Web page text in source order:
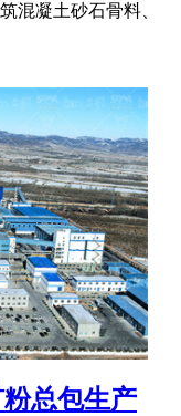
混凝土砂石骨料、
总包生产